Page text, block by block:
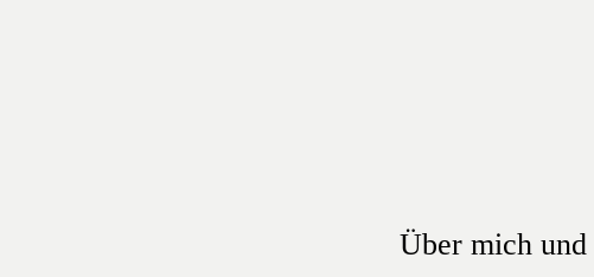
Über mich